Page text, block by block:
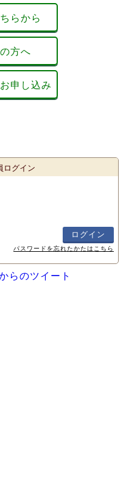
らから
方へ
申し込み
ログイン
パスワードを忘れたかたはこちら
らのツイート